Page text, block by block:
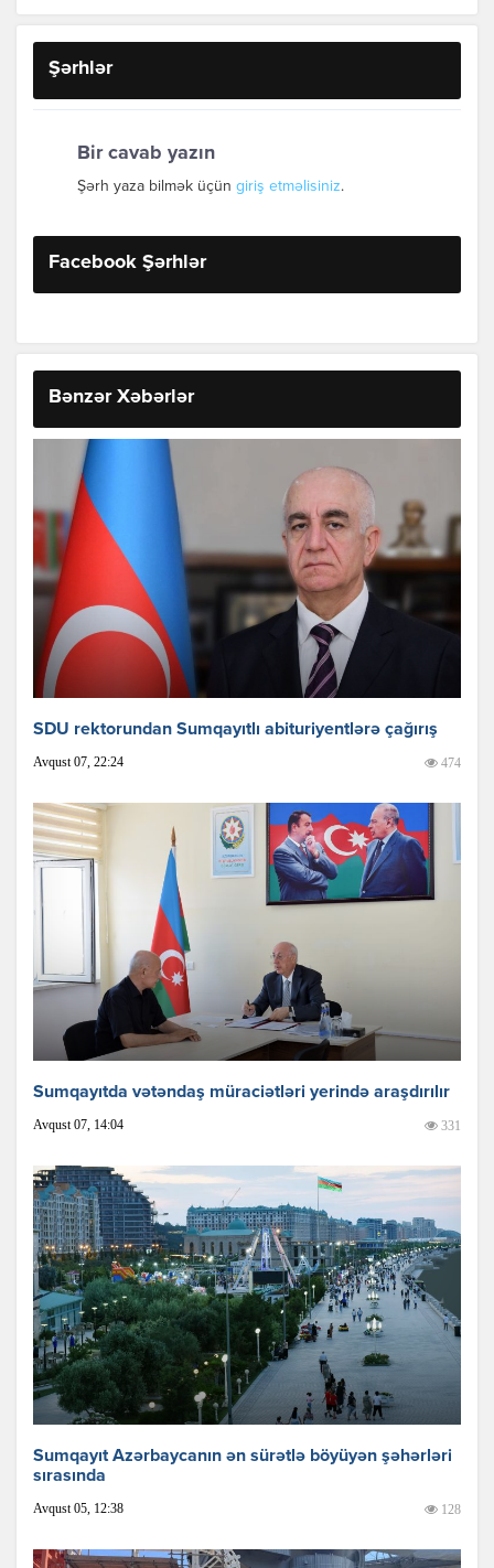
Şərhlər
Bir cavab yazın
Şərh yaza bilmək üçün giriş etməlisiniz.
Facebook Şərhlər
Bənzər Xəbərlər
SDU rektorundan Sumqayıtlı abituriyentlərə çağırış
Avqust 07, 22:24 474
Sumqayıtda vətəndaş müraciətləri yerində araşdırılır
Avqust 07, 14:04 331
Sumqayıt Azərbaycanın ən sürətlə böyüyən şəhərləri
sırasında
Avqust 05, 12:38 128